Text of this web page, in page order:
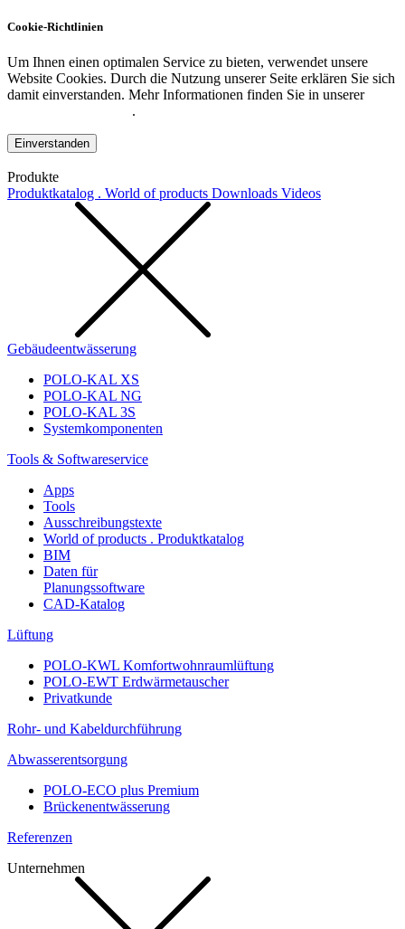
Cookie-Richtlinien
Um Ihnen einen optimalen Service zu bieten, verwendet unsere
Website Cookies. Durch die Nutzung unserer Seite erklären Sie sich
damit einverstanden. Mehr Informationen finden Sie in unserer
.
Einverstanden
Produkte
Produktkatalog . World of products Downloads Videos
Gebäudeentwässerung
POLO-KAL XS
POLO-KAL NG
POLO-KAL 3S
Systemkomponenten
Tools & Softwareservice
Apps
Tools
Ausschreibungstexte
World of products . Produktkatalog
BIM
Daten für
Planungssoftware
CAD-Katalog
Lüftung
POLO-KWL Komfortwohnraumlüftung
POLO-EWT Erdwärmetauscher
Privatkunde
Rohr- und Kabeldurchführung
Abwasserentsorgung
POLO-ECO plus Premium
Brückenentwässerung
Referenzen
Unternehmen